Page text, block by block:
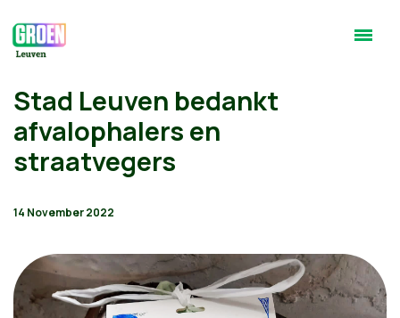
Stad Leuven bedankt
afvalophalers en
straatvegers
14 November 2022